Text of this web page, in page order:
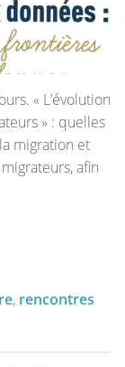
« L’évolution
» : quelles
migration et
afin
, rencontres